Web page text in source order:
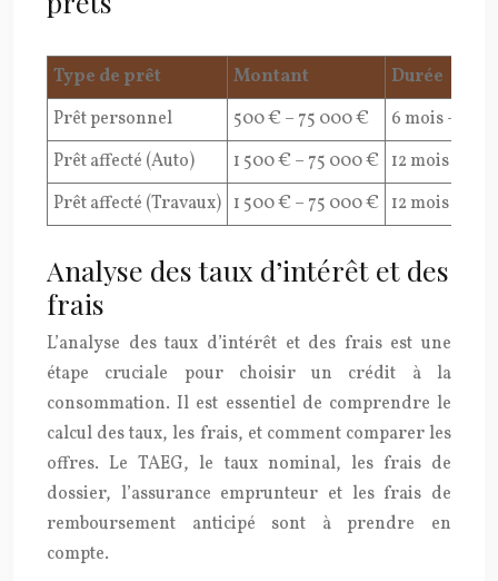
Type de prêt Montant
Durée
Prêt personnel
500 € – 75 000 €
6 mois – 84
Prêt affecté (Auto)
1 500 € – 75 000 € 12 mois – 72
Prêt affecté (Travaux) 1 500 € – 75 000 € 12 mois –
Analyse des taux d’intérêt et des
frais
L’analyse des taux d’intérêt et des frais est une
étape cruciale pour choisir un crédit à la
consommation. Il est essentiel de comprendre le
calcul des taux, les frais, et comment comparer les
offres. Le TAEG, le taux nominal, les frais de
dossier, l’assurance emprunteur et les frais de
remboursement anticipé sont à prendre en
compte.